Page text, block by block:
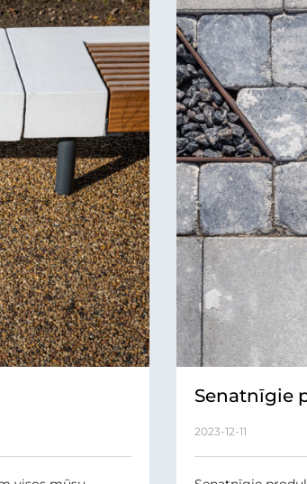
Senatnīgie
2023-12-11